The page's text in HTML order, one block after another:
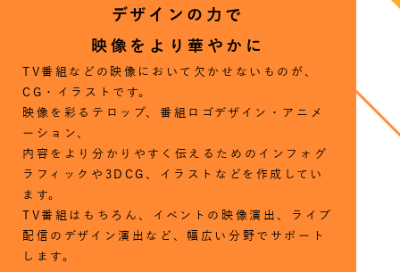
デザインの力で
映像をより華やかに
TV番組などの映像において欠かせないものが、
CG・イラストです。
映像を彩るテロップ、番組ロゴデザイン・アニメ
ーション、
内容をより分かりやすく伝えるためのインフォグ
ラフィックや3DCG、イラストなどを作成してい
ます。
TV番組はもちろん、イベントの映像演出、ライブ
配信のデザイン演出など、幅広い分野でサポート
します。